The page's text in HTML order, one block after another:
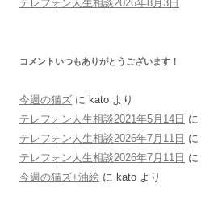
テレフォン人生相談2026年8月3日
コメントいつもありがとうございます！
今週の猫ズ に kato より
テレフォン人生相談2021年5月14日 に
テレフォン人生相談2026年7月11日 に
テレフォン人生相談2026年7月11日 に
今週の猫ズ+油絵 に kato より